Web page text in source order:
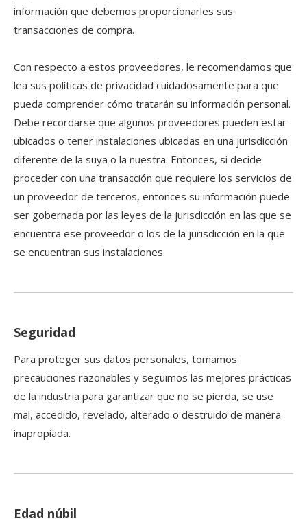
información que debemos proporcionarles sus
transacciones de compra.
Con respecto a estos proveedores, le recomendamos que
lea sus políticas de privacidad cuidadosamente para que
pueda comprender cómo tratarán su información personal.
Debe recordarse que algunos proveedores pueden estar
ubicados o tener instalaciones ubicadas en una jurisdicción
diferente de la suya o la nuestra. Entonces, si decide
proceder con una transacción que requiere los servicios de
un proveedor de terceros, entonces su información puede
ser gobernada por las leyes de la jurisdicción en las que se
encuentra ese proveedor o los de la jurisdicción en la que
se encuentran sus instalaciones.
Seguridad
Para proteger sus datos personales, tomamos
precauciones razonables y seguimos las mejores prácticas
de la industria para garantizar que no se pierda, se use
mal, accedido, revelado, alterado o destruido de manera
inapropiada.
Edad núbil